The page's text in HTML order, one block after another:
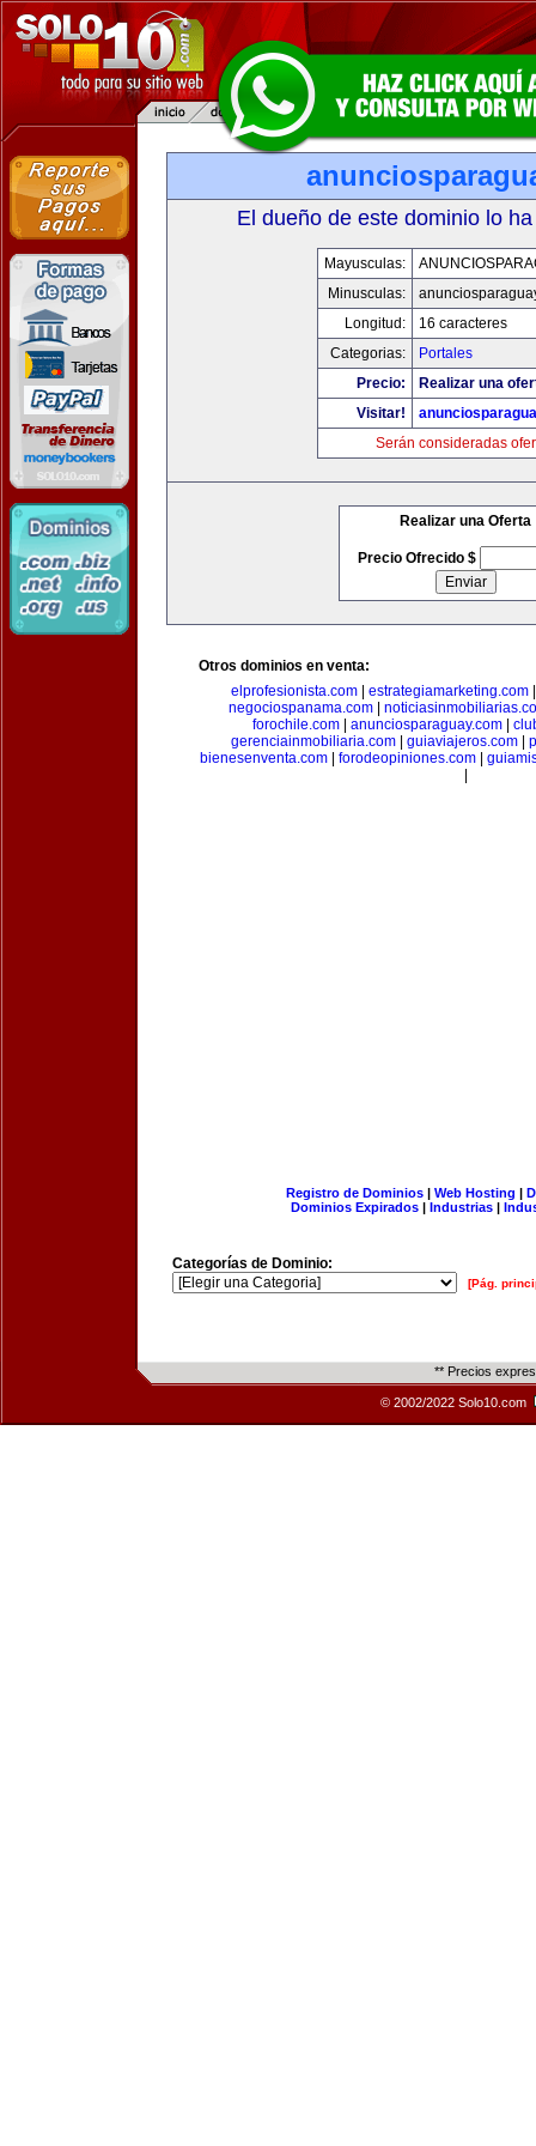
El dueño de este dominio lo
Mayusculas:
Minusculas:
Longitud:
16 caracteres
Categorias:
Portales
Precio:
Realizar una
Visitar!
Serán consideradas
Realizar una Oferta
Precio Ofrecido $
Otros dominios en venta:
elprofesionista.com
estrategiamarketing.com
negociospanama.com
forochile.com| anunciosparaguay.com|
gerenciainmobiliaria.com
guiaviajeros.com
bienesenventa.com
forodeopiniones.com
Registro de Dominios| Web Hosting |
Dominios Expirados | Industrias |
Categorías de Dominio:
[Pág.
** Precios
© 2002/2022 Solo10.com